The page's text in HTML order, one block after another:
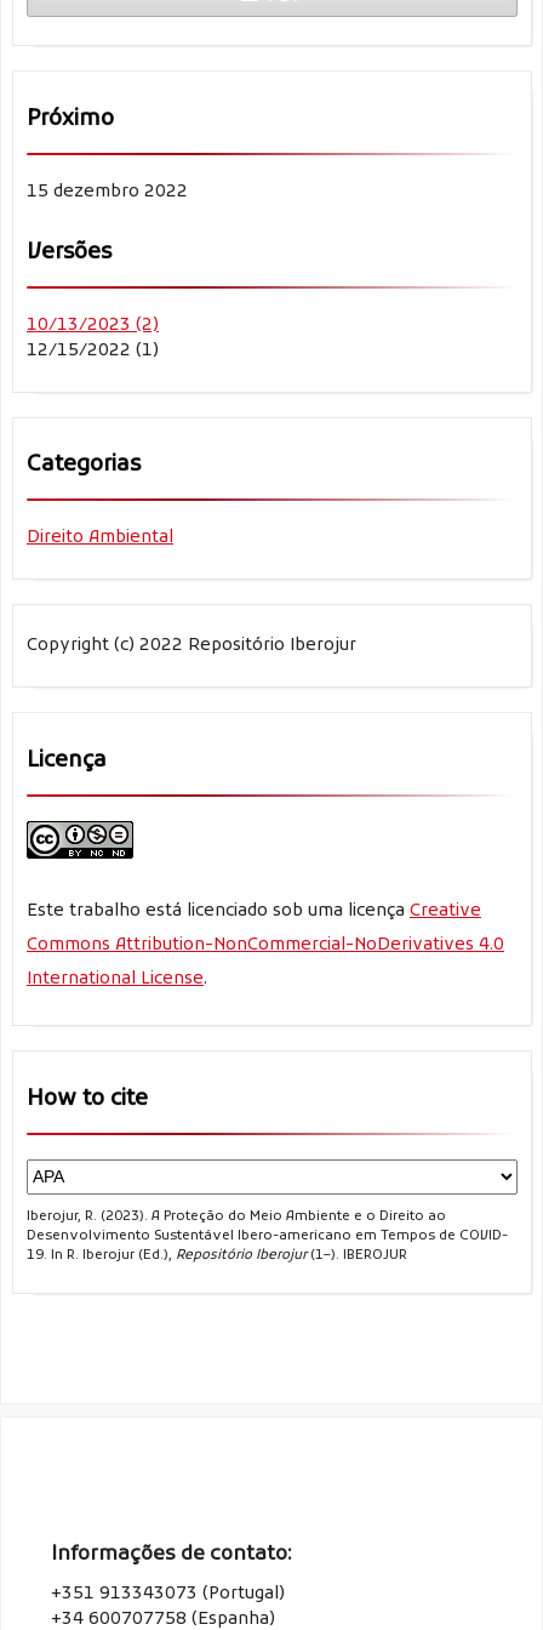
Próximo
15 dezembro 2022
Versões
10/13/2023 (2)
12/15/2022 (1)
Categorias
Direito Ambiental
Copyright (c) 2022 Repositório Iberojur
Licença
Este trabalho está licenciado sob uma licença Creative
Commons Attribution-NonCommercial-NoDerivatives 4.0
International License.
How to cite
Iberojur, R. (2023). A Proteção do Meio Ambiente e o Direito ao
Desenvolvimento Sustentável Ibero-americano em Tempos de COVID-
19. In R. Iberojur (Ed.), Repositório Iberojur(1–). IBEROJUR
Informações de contato:
+351 913343073 (Portugal)
+34 600707758 (Espanha)